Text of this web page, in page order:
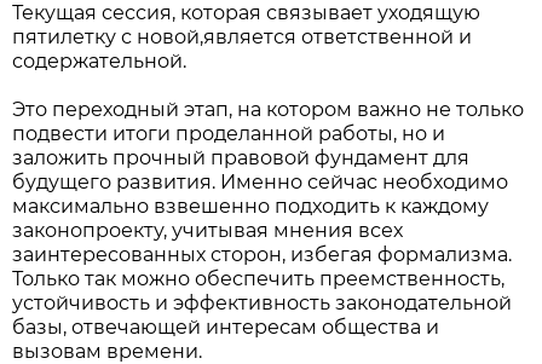
Текущая сессия, которая связывает уходящую
пятилетку с новой,является ответственной и
содержательной.
Это переходный этап, на котором важно не только
подвести итоги проделанной работы, но и
заложить прочный правовой фундамент для
будущего развития. Именно сейчас необходимо
максимально взвешенно подходить к каждому
законопроекту, учитывая мнения всех
заинтересованных сторон, избегая формализма.
Только так можно обеспечить преемственность,
устойчивость и эффективность законодательной
базы, отвечающей интересам общества и
вызовам времени.